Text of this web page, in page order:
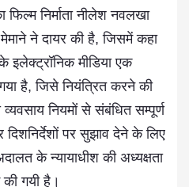
निर्माता नीलेश नवलखा
ने दायर की है, जिसमें कहा
इलेक्ट्रॉनिक मीडिया एक
है, जिसे नियंत्रित करने की
नियमों से संबंधित सम्पूर्ण
पर सुझाव देने के लिए
के न्यायाधीश की अध्यक्षता
गयी है।